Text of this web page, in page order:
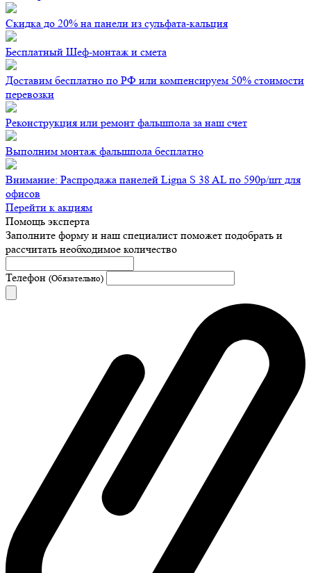
Скидка до 20% на панели из сульфата-кальция
Бесплатный Шеф-монтаж и смета
Доставим бесплатно по РФ или компенсируем 50% стоимости
перевозки
Реконструкция или ремонт фальшпола за наш счет
Выполним монтаж фальшпола бесплатно
Внимание: Распродажа панелей Ligna S 38 AL по 590р/шт для
офисов
Перейти к акциям
Помощь эксперта
Заполните форму и наш специалист поможет подобрать и
рассчитать необходимое количество
Телефон (Обязательно)